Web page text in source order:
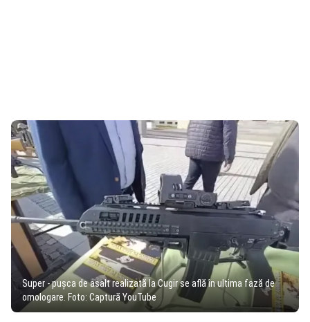
Super - pușca de asalt realizată la Cugir se află în ultima fază de
omologare. Foto: Captură YouTube